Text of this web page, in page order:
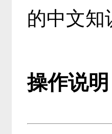
的中文知
操作说明